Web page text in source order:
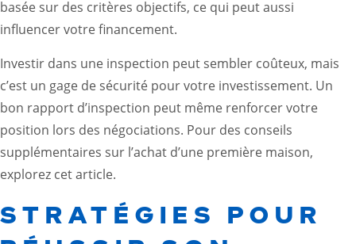
basée sur des critères objectifs, ce qui peut aussi
influencer votre financement.
Investir dans une inspection peut sembler coûteux, mais
c’est un gage de sécurité pour votre investissement. Un
bon rapport d’inspection peut même renforcer votre
position lors des négociations. Pour des conseils
supplémentaires sur l’achat d’une première maison,
explorez cet article.
STRATÉGIES POUR